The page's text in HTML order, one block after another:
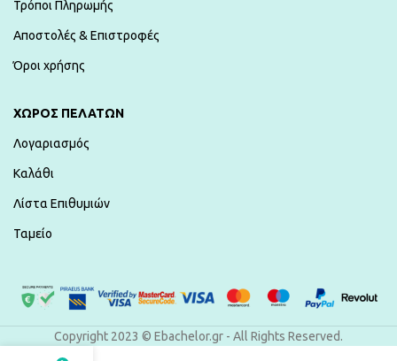
Τρόποι Πληρωμής
Αποστολές & Επιστροφές
Όροι χρήσης
ΧΏΡΟΣ ΠΕΛΑΤΏΝ
Λογαριασμός
Καλάθι
Λίστα Επιθυμιών
Ταμείο
Copyright 2023 © Ebachelor.gr - All Rights Reserved.